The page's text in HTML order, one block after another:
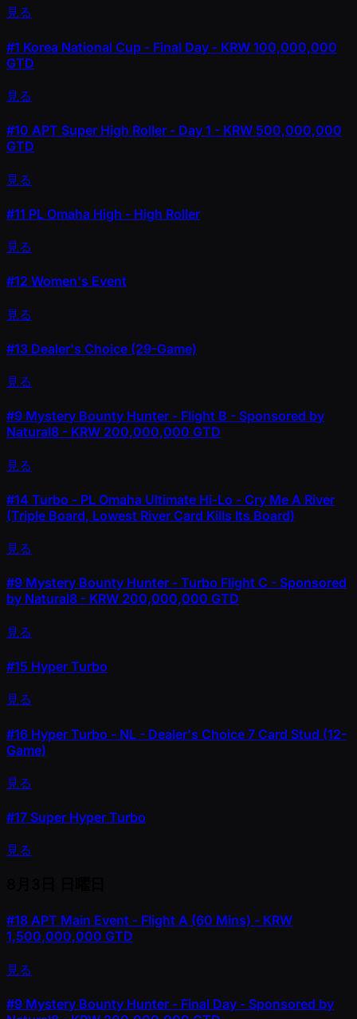
見る
#1 Korea National Cup - Final Day - KRW 100,000,000
GTD
見る
#10 APT Super High Roller - Day 1 - KRW 500,000,000
GTD
見る
#11 PL Omaha High - High Roller
見る
#12 Women's Event
見る
#13 Dealer's Choice (29-Game)
見る
#9 Mystery Bounty Hunter - Flight B - Sponsored by
Natural8 - KRW 200,000,000 GTD
見る
#14 Turbo - PL Omaha Ultimate Hi-Lo - Cry Me A River
(Triple Board, Lowest River Card Kills Its Board)
見る
#9 Mystery Bounty Hunter - Turbo Flight C - Sponsored
by Natural8 - KRW 200,000,000 GTD
見る
#15 Hyper Turbo
見る
#16 Hyper Turbo - NL - Dealer's Choice 7 Card Stud (12-
Game)
見る
#17 Super Hyper Turbo
見る
#18 APT Main Event - Flight A (60 Mins) - KRW
1,500,000,000 GTD
見る
#9 Mystery Bounty Hunter - Final Day - Sponsored by